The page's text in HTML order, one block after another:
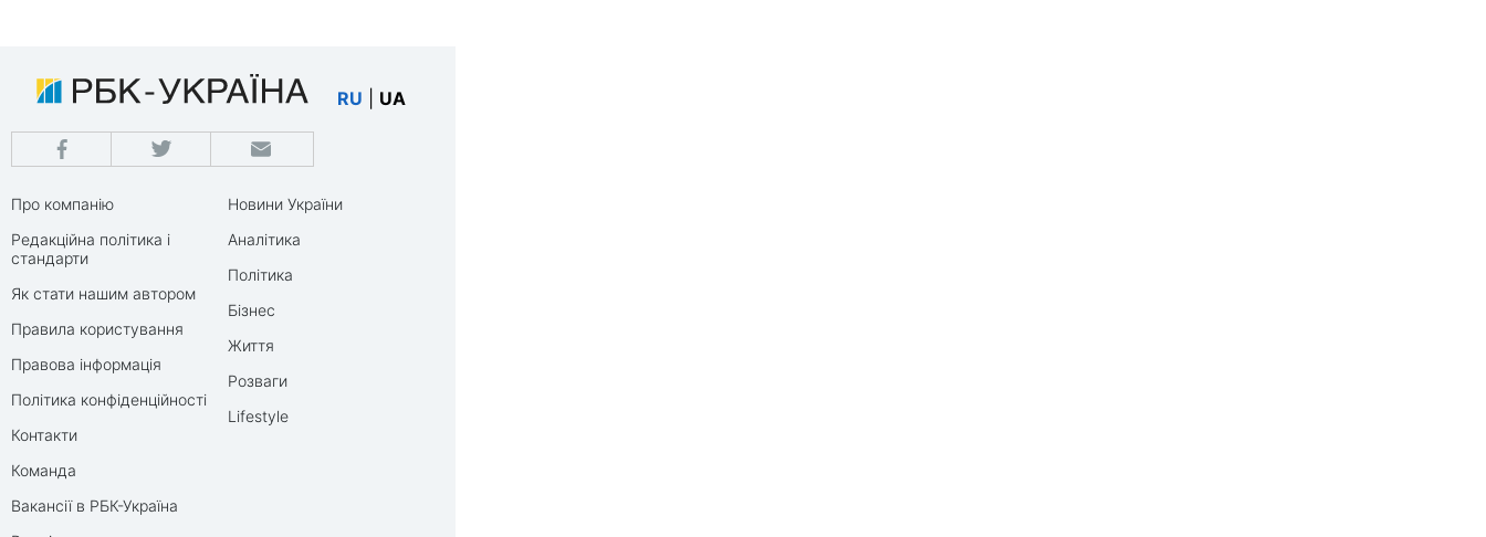
RU UA
Про компанію
Редакційна політика і
стандарти
Як стати нашим автором
Правила користування
Правова інформація
Політика конфіденційності
Контакти
Команда
Вакансії в РБК-Україна
Новини України
Аналітика
Політика
Бізнес
Життя
Розваги
Lifestyle